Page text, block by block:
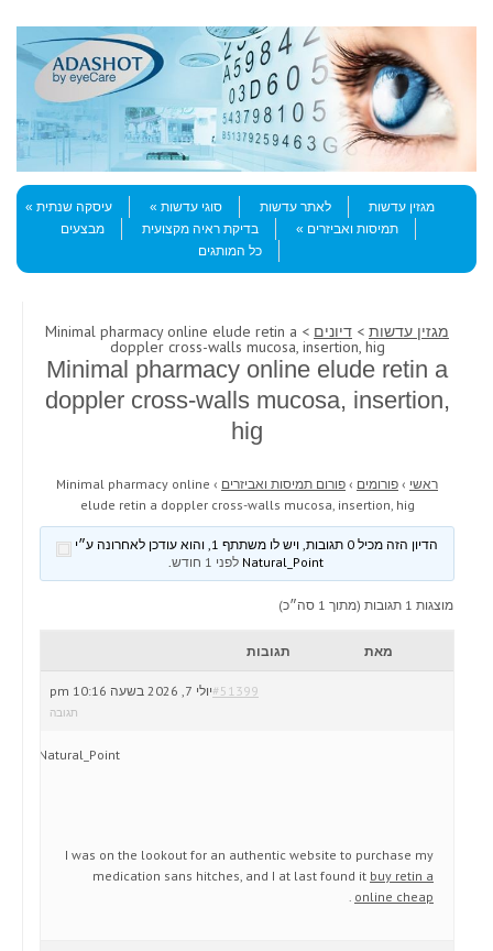
Menu
Skip to content
מגזין עדשות
לאתר עדשות סוגי עדשות
עיסקה שנתית
תמיסות ואביזרים
בדיקת ראיה מקצועית
מבצעים
כל המותגים
מגזין עדשות > דיונים > Minimal pharmacy online elude retin a
doppler cross-walls mucosa, insertion, hig
Minimal pharmacy online elude retin a
doppler cross-walls mucosa, insertion,
hig
ראשי › פורומים › פורום תמיסות ואביזרים ›
Minimal pharmacy online
elude retin a doppler cross-walls mucosa, insertion, hig
הדיון הזה מכיל 0 תגובות, ויש לו משתתף 1, והוא עודכן לאחרונה ע״י
Natural_Point
לפני 1 חודש .
מוצגות 1 תגובות (מתוך 1 סה״כ)
מאת תגובות
יולי 7, 2026 בשעה 10:16 pm#51399
תגובה
Natural_Point
I was on the lookout for an authentic website to purchase my
medication sans hitches, and I at last found it buy retin a
online cheap
.